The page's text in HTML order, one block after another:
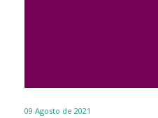
09 Agosto de 2021